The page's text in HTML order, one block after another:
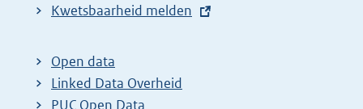
E
t
e
r
Kwetsbaarheid melden
Open data
Linked Data Overheid
PUC Open Data